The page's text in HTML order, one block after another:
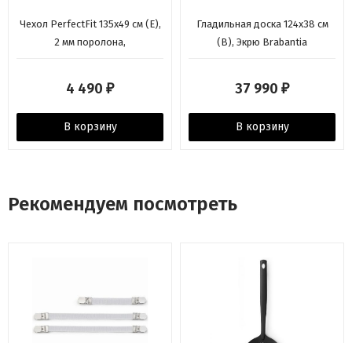
Чехол PerfectFit 135х49 см (Е),
2 мм поролона,
4 490 ₽
В корзину
Гладильная доска 124х38 см
(B), Экрю Brabantia
37 990 ₽
В корзину
Рекомендуем посмотреть